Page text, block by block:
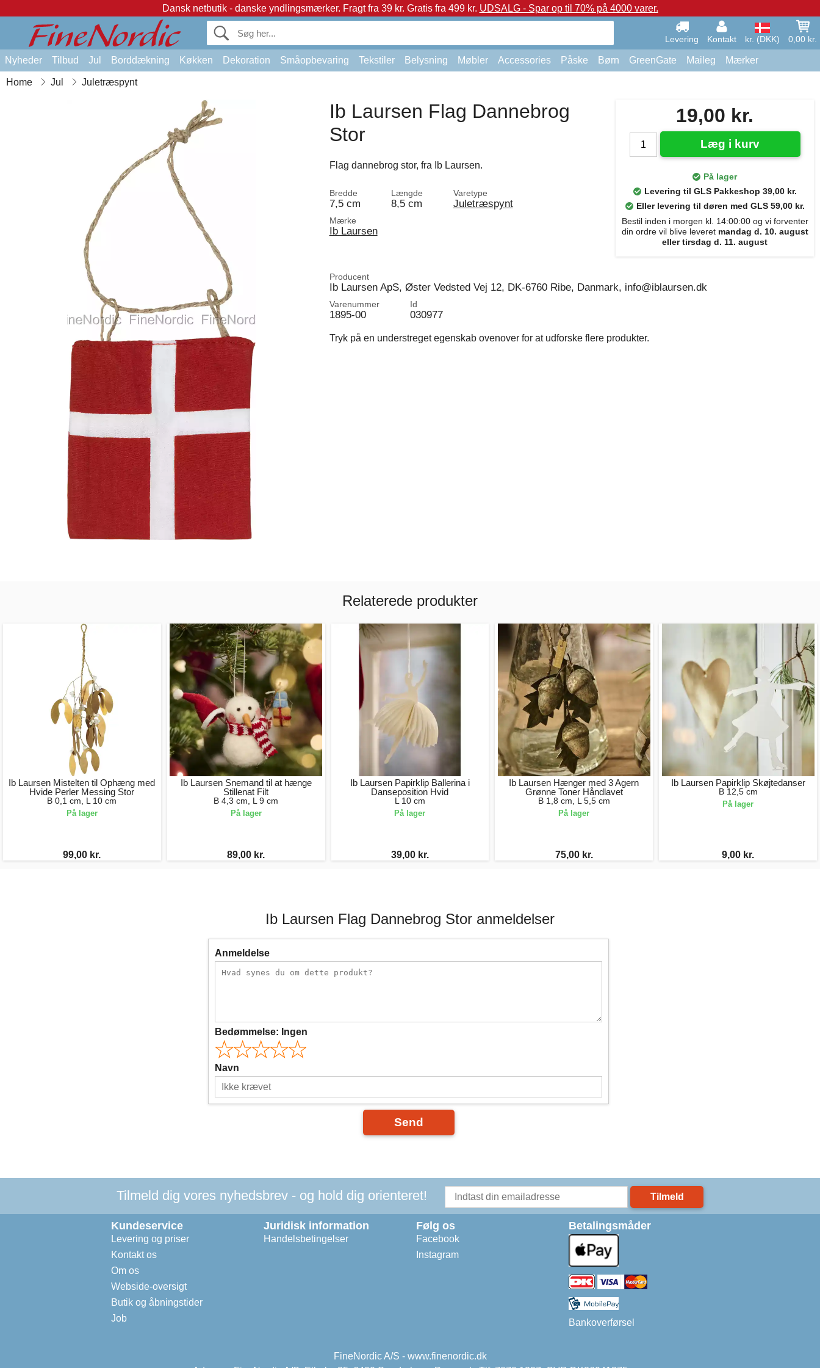
Dansk netbutik - danske yndlingsmærker. Fragt fra 39 kr. Gratis fra 499 kr. UDSALG - Spar op til 70% på 4000 varer.
Levering Kontakt kr. (DKK) 0,00 kr.
Nyheder Tilbud Jul Borddækning Køkken Dekoration Småopbevaring Tekstiler Belysning Møbler Accessories Påske Børn GreenGate Maileg Mærker
Home Jul Juletræspynt
19,00 kr.
Læg i kurv
På lager
Levering til GLS Pakkeshop 39,00 kr.
Eller levering til døren med GLS 59,00 kr.
Bestil inden i morgen kl. 14:00:00 og vi forventer
din ordre vil blive leveret mandag d. 10. august
eller tirsdag d. 11. august
Ib Laursen Flag Dannebrog
Stor
Flag dannebrog stor, fra Ib Laursen.
Bredde
7,5 cm
Længde
8,5 cm
Varetype
Juletræspynt
Mærke
Ib Laursen
Producent
Ib Laursen ApS, Øster Vedsted Vej 12, DK-6760 Ribe, Danmark, info@iblaursen.dk
Varenummer
1895-00
Id
030977
Tryk på en understreget egenskab ovenover for at udforske flere produkter.
Relaterede produkter
Ib Laursen Mistelten til Ophæng med
Hvide Perler Messing Stor
B 0,1 cm, L 10 cm
På lager
99,00 kr.
Ib Laursen Snemand til at hænge
Stillenat Filt
B 4,3 cm, L 9 cm
På lager
89,00 kr.
Ib Laursen Papirklip Ballerina i
Danseposition Hvid
L 10 cm
På lager
39,00 kr.
Ib Laursen Hænger med 3 Agern
Grønne Toner Håndlavet
B 1,8 cm, L 5,5 cm
På lager
75,00 kr.
Ib Laursen Papirklip Skøjtedanser
B 12,5 cm
På lager
9,00 kr.
Ib Laursen Flag Dannebrog Stor anmeldelser
Anmeldelse
Bedømmelse: Ingen
Navn
Send
Tilmeld dig vores nyhedsbrev - og hold dig orienteret! Tilmeld
Kundeservice
Levering og priser
Kontakt os
Om os
Webside-oversigt
Butik og åbningstider
Job
Juridisk information
Handelsbetingelser
Følg os
Facebook
Instagram
Betalingsmåder
Bankoverførsel
FineNordic A/S - www.finenordic.dk